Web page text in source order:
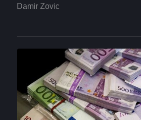
Damir Zovic